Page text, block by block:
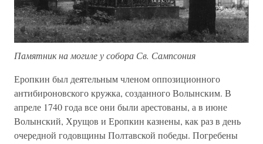
Памятник на могиле у собора Св. Сампсония
Еропкин был деятельным членом оппозиционного
антибироновского кружка, созданного Волынским. В
апреле 1740 года все они были арестованы, а в июне
Волынский, Хрущов и Еропкин казнены, как раз в день
очередной годовщины Полтавской победы. Погребены